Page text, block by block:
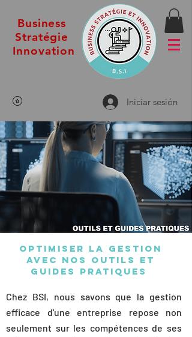
Business
Stratégie
Innovation
Iniciar sesión
optimiser la gestion
avec nos outils et
guides pratiques
Chez BSI, nous savons que la gestion
efficace d'une entreprise repose non
seulement sur les compétences de ses